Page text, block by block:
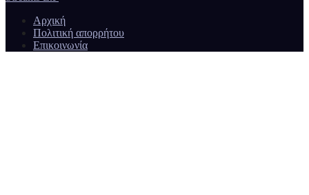
Αρχική
Πολιτική απορρήτου
Επικοινωνία